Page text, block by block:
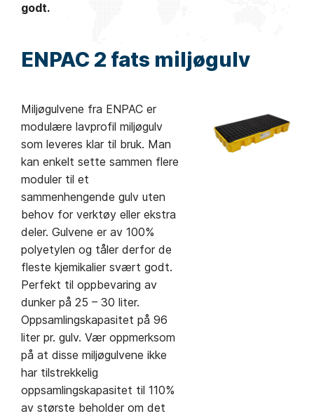
godt.
ENPAC 2 fats miljøgulv
Miljøgulvene fra ENPAC er
modulære lavprofil miljøgulv
som leveres klar til bruk. Man
kan enkelt sette sammen flere
moduler til et
sammenhengende gulv uten
behov for verktøy eller ekstra
deler. Gulvene er av 100%
polyetylen og tåler derfor de
fleste kjemikalier svært godt.
Perfekt til oppbevaring av
dunker på 25 – 30 liter.
Oppsamlingskapasitet på 96
liter pr. gulv. Vær oppmerksom
på at disse miljøgulvene ikke
har tilstrekkelig
oppsamlingskapasitet til 110%
av største beholder om det